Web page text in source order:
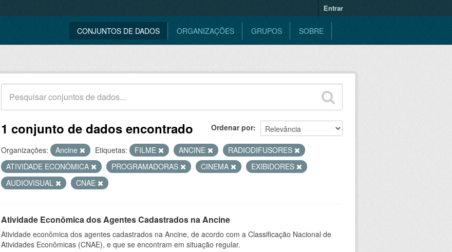
Entrar
CONJUNTOS DE DADOS ORGANIZAÇÕES GRUPOS SOBRE
Ordenar por
1 conjunto de dados encontrado
Organizações: Ancine Etiquetas: FILME ANCINE
RADIODIFUSORES
ATIVIDADE ECONÔMICA
PROGRAMADORAS CINEMA
EXIBIDORES
AUDIOVISUAL
CNAE
Atividade Econômica dos Agentes Cadastrados na Ancine
Atividade econômica dos agentes cadastrados na Ancine, de acordo com a Classificação Nacional de
Atividades Econômicas (CNAE), e que se encontram em situação regular.